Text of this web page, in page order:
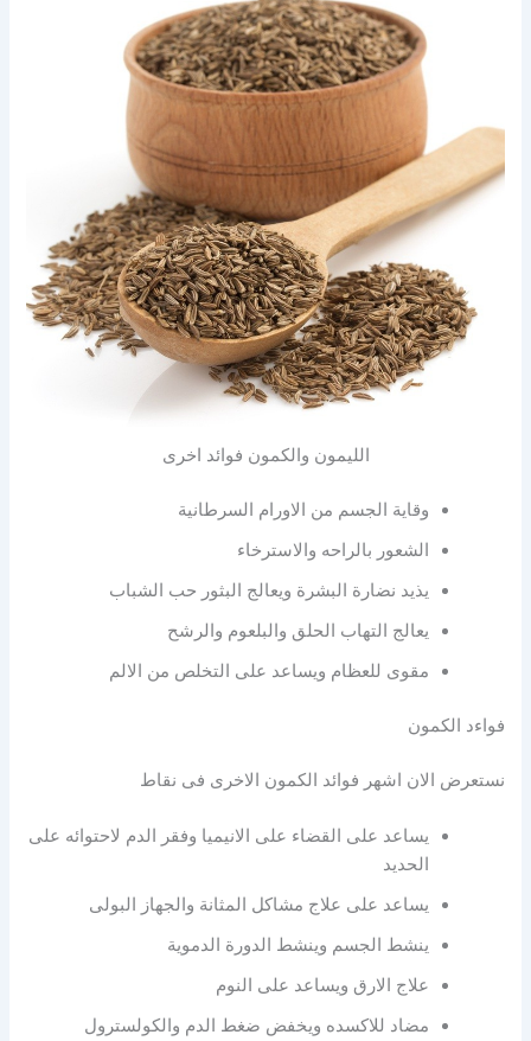
الليمون والكمون فوائد اخرى
وقاية الجسم من الاورام السرطانية
الشعور بالراحه والاسترخاء
يذيد نضارة البشرة ويعالج البثور حب الشباب
يعالج التهاب الحلق والبلعوم والرشح
مقوى للعظام ويساعد على التخلص من الالم
فواءد الكمون
نستعرض الان اشهر فوائد الكمون الاخرى فى نقاط
يساعد على القضاء على الانيميا وفقر الدم لاحتوائه على
الحديد
يساعد على علاج مشاكل المثانة والجهاز البولى
ينشط الجسم وينشط الدورة الدموية
علاج الارق ويساعد على النوم
مضاد للاكسده ويخفض ضغط الدم والكولسترول